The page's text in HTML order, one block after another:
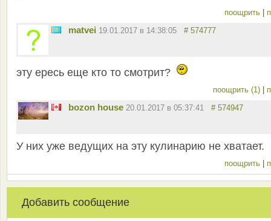
поощрить
matvei 19.01.2017 в 14:38:05 # 574777
эту ересь еще кто то смотрит?
поощрить (1)
bozon house 20.01.2017 в 05:37:41 # 574947
У них уже ведущих на эту кулинарию не хватает.
поощрить
Добавить сообщение